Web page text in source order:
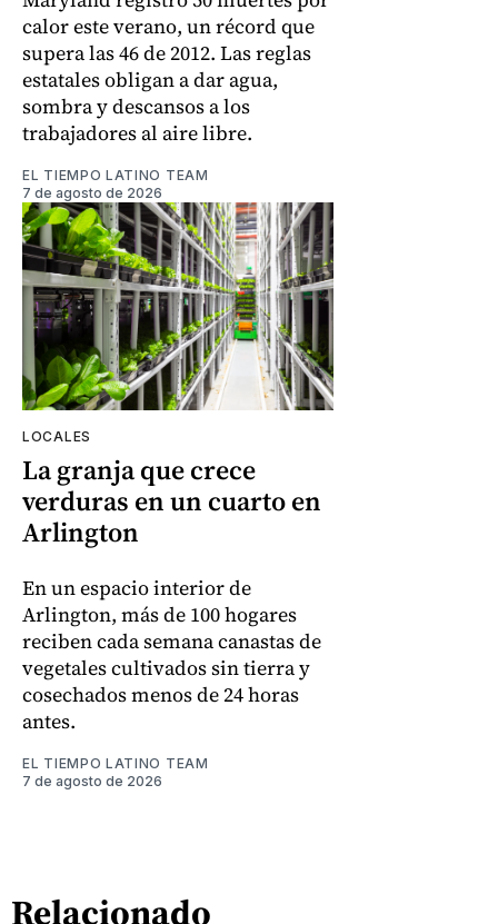
calor este verano, un récord que
supera las 46 de 2012. Las reglas
estatales obligan a dar agua,
sombra y descansos a los
trabajadores al aire libre.
EL TIEMPO LATINO TEAM
7 de agosto de 2026
LOCALES
La granja que crece
verduras en un cuarto en
Arlington
En un espacio interior de
Arlington, más de 100 hogares
reciben cada semana canastas de
vegetales cultivados sin tierra y
cosechados menos de 24 horas
antes.
EL TIEMPO LATINO TEAM
7 de agosto de 2026
Relacionado